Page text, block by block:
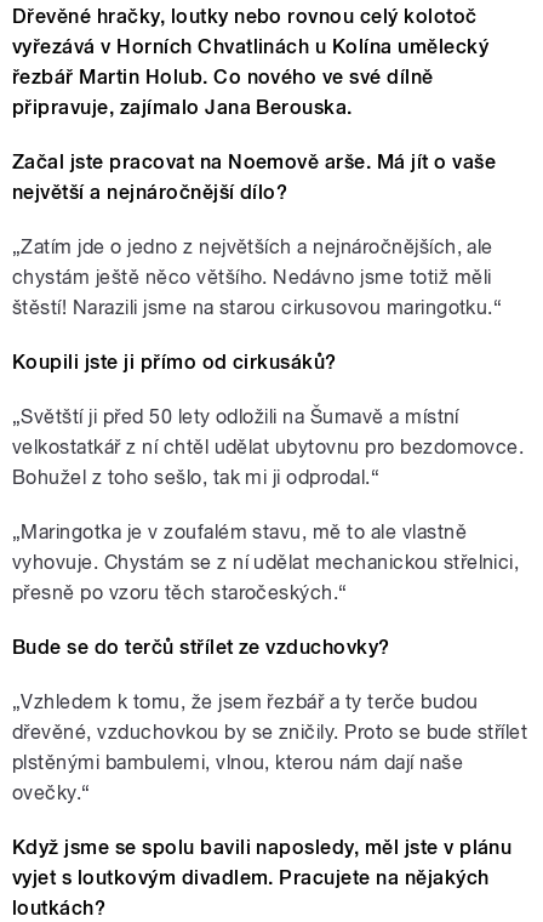
Dřevěné hračky, loutky nebo rovnou celý kolotoč
vyřezává v Horních Chvatlinách u Kolína umělecký
řezbář Martin Holub. Co nového ve své dílně
připravuje, zajímalo Jana Berouska.
Začal jste pracovat na Noemově arše. Má jít o vaše
největší a nejnáročnější dílo?
„Zatím jde o jedno z největších a nejnáročnějších, ale
chystám ještě něco většího. Nedávno jsme totiž měli
štěstí! Narazili jsme na starou cirkusovou maringotku.“
Koupili jste ji přímo od cirkusáků?
„Světští ji před 50 lety odložili na Šumavě a místní
velkostatkář z ní chtěl udělat ubytovnu pro bezdomovce.
Bohužel z toho sešlo, tak mi ji odprodal.“
„Maringotka je v zoufalém stavu, mě to ale vlastně
vyhovuje. Chystám se z ní udělat mechanickou střelnici,
přesně po vzoru těch staročeských.“
Bude se do terčů střílet ze vzduchovky?
„Vzhledem k tomu, že jsem řezbář a ty terče budou
dřevěné, vzduchovkou by se zničily. Proto se bude střílet
plstěnými bambulemi, vlnou, kterou nám dají naše
ovečky.“
Když jsme se spolu bavili naposledy, měl jste v plánu
vyjet s loutkovým divadlem. Pracujete na nějakých
loutkách?